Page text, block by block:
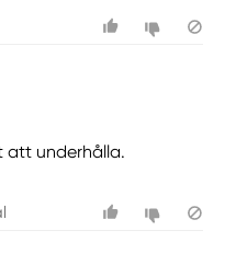
att underhålla.